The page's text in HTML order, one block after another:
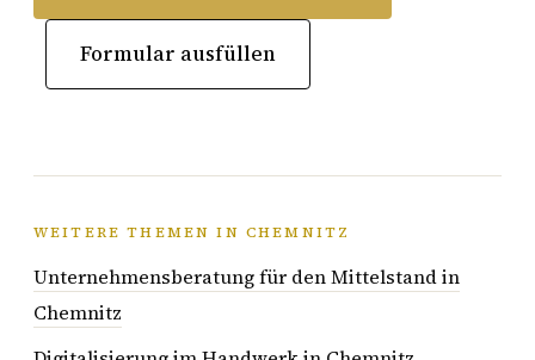
Formular ausfüllen
WEITERE THEMEN IN CHEMNITZ
Unternehmensberatung für den Mittelstand in
Chemnitz